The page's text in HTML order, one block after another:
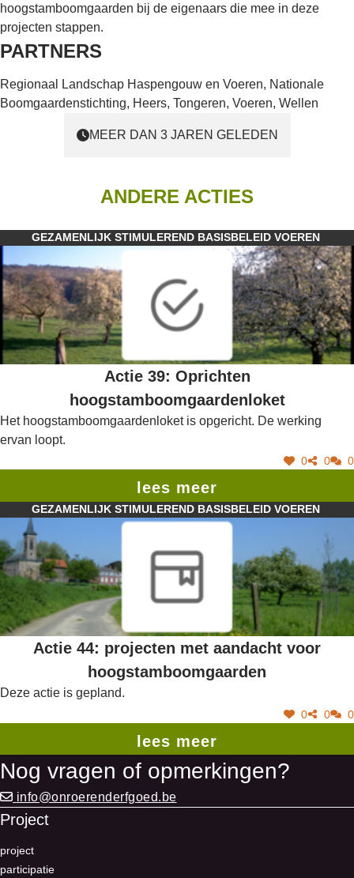
hoogstamboomgaarden bij de eigenaars die mee in deze
projecten stappen.
PARTNERS
Regionaal Landschap Haspengouw en Voeren, Nationale
Boomgaardenstichting, Heers, Tongeren, Voeren, Wellen
MEER DAN 3 JAREN GELEDEN
ANDERE ACTIES
GEZAMENLIJK STIMULEREND BASISBELEID VOEREN
Actie 39: Oprichten
hoogstamboomgaardenloket
Het hoogstamboomgaardenloket is opgericht. De werking
ervan loopt.
0 0 0
lees meer
GEZAMENLIJK STIMULEREND BASISBELEID VOEREN
Actie 44: projecten met aandacht voor
hoogstamboomgaarden
Deze actie is gepland.
0 0 0
lees meer
Nog vragen of opmerkingen?
info@onroerenderfgoed.be
Project
project
participatie